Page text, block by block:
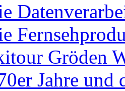
Gröden
Jahre und